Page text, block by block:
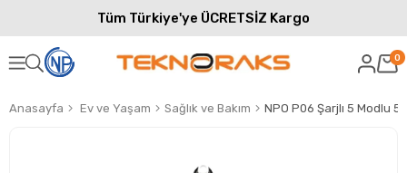
Tüm Türkiye'ye ÜCRETSİZ Kargo
0
Anasayfa Ev ve Yaşam Sağlık ve Bakım